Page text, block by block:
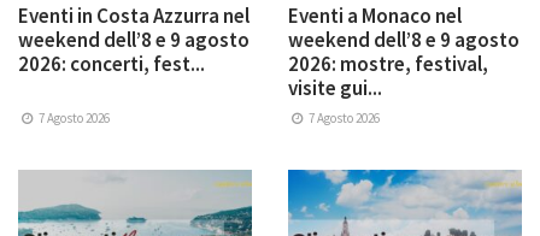
Eventi in Costa Azzurra nel
weekend dell’8 e 9 agosto
2026: concerti, fest...
7 Agosto 2026
Eventi a Monaco nel
weekend dell’8 e 9 agosto
2026: mostre, festival,
visite gui...
7 Agosto 2026